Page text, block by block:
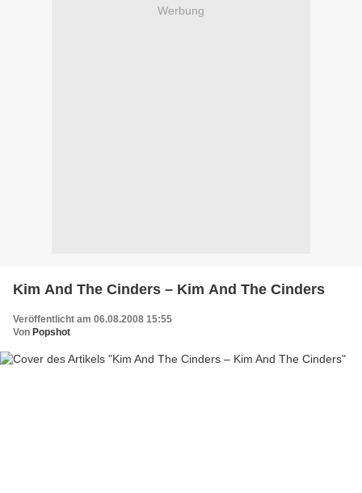
Werbung
Kim And The Cinders – Kim And The Cinders
Veröffentlicht am 06.08.2008 15:55
Von Popshot